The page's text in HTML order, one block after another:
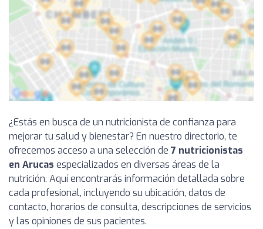
¿Estás en busca de un nutricionista de confianza para
mejorar tu salud y bienestar? En nuestro directorio, te
ofrecemos acceso a una selección de 7 nutricionistas
en Arucas especializados en diversas áreas de la
nutrición. Aquí encontrarás información detallada sobre
cada profesional, incluyendo su ubicación, datos de
contacto, horarios de consulta, descripciones de servicios
y las opiniones de sus pacientes.